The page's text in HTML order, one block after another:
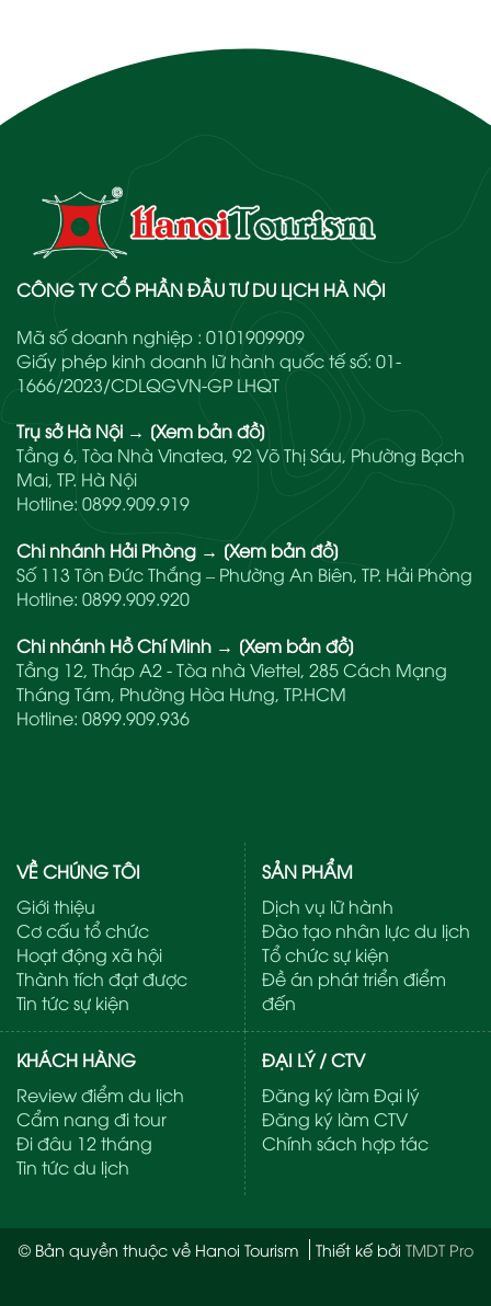
CÔNG TY CỔ PHẦN ĐẦU TƯ DU LỊCH HÀ NỘI
Mã số doanh nghiệp : 0101909909
Giấy phép kinh doanh lữ hành quốc tế số: 01-
1666/2023/CDLQGVN-GP LHQT
Trụ sở Hà Nội → [Xem bản đồ]
Tầng 6, Tòa Nhà Vinatea, 92 Võ Thị Sáu, Phường Bạch
Mai, TP. Hà Nội
Hotline: 0899.909.919
Chi nhánh Hải Phòng → [Xem bản đồ]
Số 113 Tôn Đức Thắng – Phường An Biên, TP. Hải Phòng
Hotline: 0899.909.920
Chi nhánh Hồ Chí Minh → [Xem bản đồ]
Tầng 12, Tháp A2 - Tòa nhà Viettel, 285 Cách Mạng
Tháng Tám, Phường Hòa Hưng, TP.HCM
Hotline: 0899.909.936
VỀ CHÚNG TÔI
Giới thiệu
Cơ cấu tổ chức
Hoạt động xã hội
Thành tích đạt được
Tin tức sự kiện
SẢN PHẨM
Dịch vụ lữ hành
Đào tạo nhân lực du lịch
Tổ chức sự kiện
Đề án phát triển điểm
đến
KHÁCH HÀNG
Review điểm du lịch
Cẩm nang đi tour
Đi đâu 12 tháng
Tin tức du lịch
ĐẠI LÝ / CTV
Đăng ký làm Đại lý
Đăng ký làm CTV
Chính sách hợp tác
© Bản quyền thuộc về Hanoi Tourism Thiết kế bởi TMDT Pro